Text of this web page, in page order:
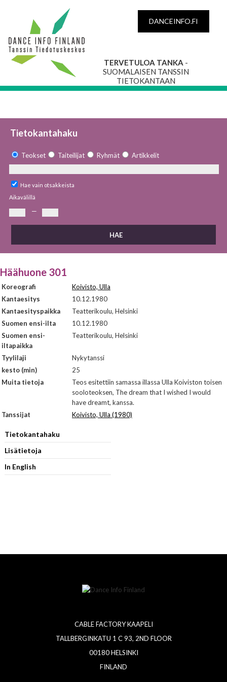
DANCEINFO.FI
TERVETULOA TANKA -
SUOMALAISEN TANSSIN
TIETOKANTAAN
Tietokantahaku
Teokset Taiteilijat Ryhmät Artikkelit
Hae vain otsakkeista
Aikavälillä
—
Häähuone 301
Koreografi
Koivisto, Ulla
Kantaesitys
10.12.1980
Kantaesityspaikka
Teatterikoulu, Helsinki
Suomen ensi-ilta
10.12.1980
Suomen ensi-
iltapaikka
Teatterikoulu, Helsinki
Tyylilaji
Nykytanssi
kesto (min)
25
Muita tietoja
Teos esitettiin samassa illassa Ulla Koiviston toisen
sooloteoksen, The dream that I wished I would
have dreamt, kanssa.
Tanssijat
Koivisto, Ulla (1980)
Tietokantahaku
Lisätietoja
In English
CABLE FACTORY KAAPELI
TALLBERGINKATU 1 C 93, 2ND FLOOR
00180 HELSINKI
FINLAND